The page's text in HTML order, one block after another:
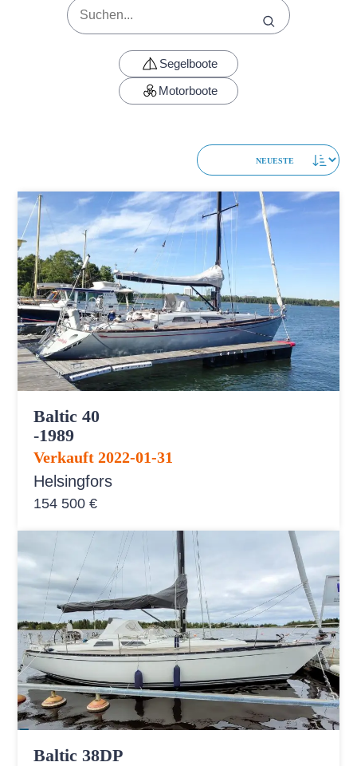
Segelboote
Motorboote
Baltic 40
-1989
Verkauft 2022-01-31
Helsingfors
154 500 €
Baltic 38DP